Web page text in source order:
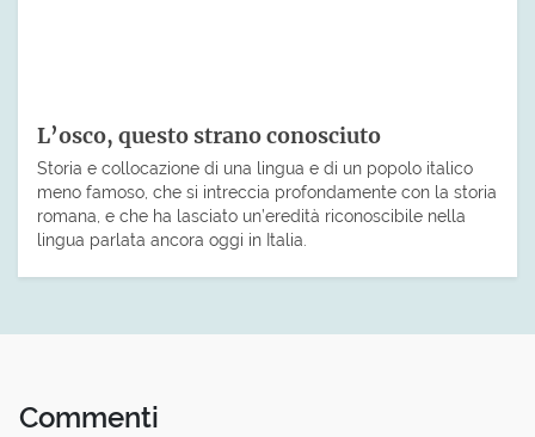
L’osco, questo strano conosciuto
Storia e collocazione di una lingua e di un popolo italico
meno famoso, che si intreccia profondamente con la storia
romana, e che ha lasciato un’eredità riconoscibile nella
lingua parlata ancora oggi in Italia.
Commenti